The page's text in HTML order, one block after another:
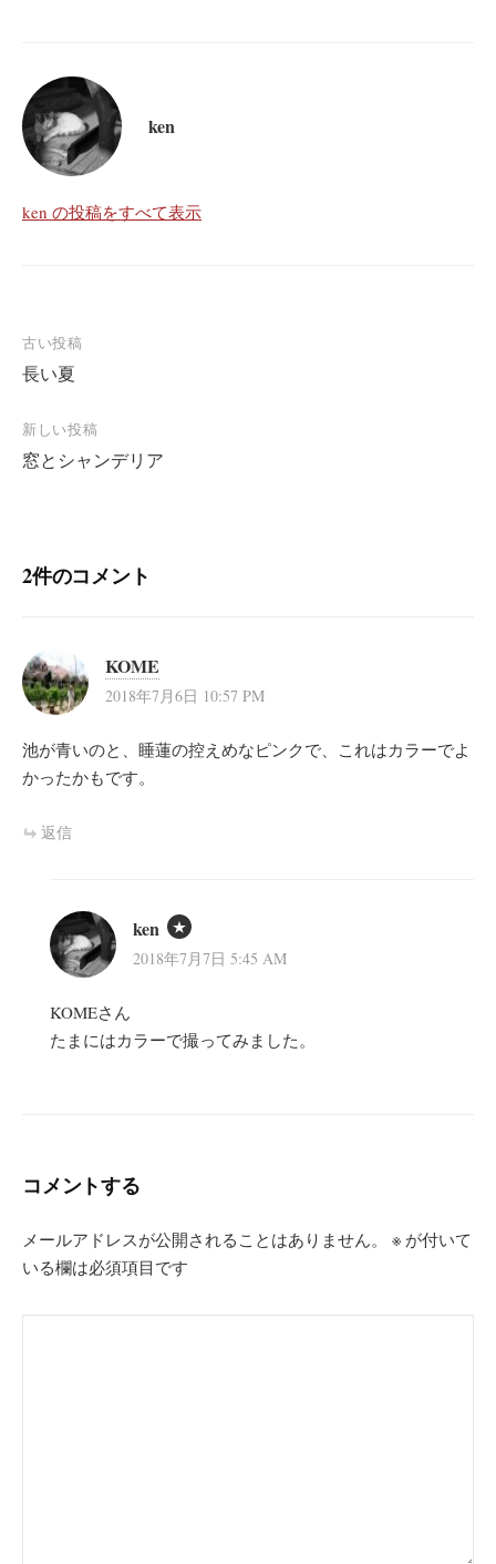
ken
ken の投稿をすべて表示
投
稿
ナ
ビ
ゲ
ョ
古い投稿
長い夏
新しい投稿
窓とシャンデリア
2件のコメント
KOME
2018年7月6日 10:57 PM
池が青いのと、睡蓮の控えめなピンクで、これはカラーでよ
かったかもです。
返信
ken
2018年7月7日 5:45 AM
KOMEさん
たまにはカラーで撮ってみました。
コメントする
メールアドレスが公開されることはありません。 ※ が付いて
いる欄は必須項目です